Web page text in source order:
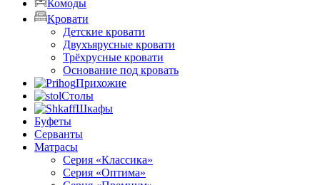
Комоды
Кровати
Детские кровати
Двухъярусные кровати
Трёхрусные кровати
Основание под кровать
Прихожие
Столы
Шкафы
Буфеты
Серванты
Матрасы
Серия «Классика»
Серия «Оптима»